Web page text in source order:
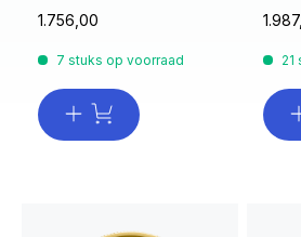
1.756,00
7 stuks op voorraad 21